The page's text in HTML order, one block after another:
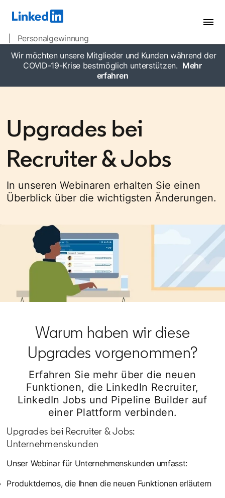
| Personalgewinnung
Wir möchten unsere Mitglieder und Kunden während der
COVID-19-Krise bestmöglich unterstützen. Mehr
erfahren
Upgrades bei
Recruiter & Jobs
In unseren Webinaren erhalten Sie einen
Überblick über die wichtigsten Änderungen.
Warum haben wir diese
Upgrades vorgenommen?
Erfahren Sie mehr über die neuen
Funktionen, die LinkedIn Recruiter,
LinkedIn Jobs und Pipeline Builder auf
einer Plattform verbinden.
Upgrades bei Recruiter & Jobs:
Unternehmenskunden
Unser Webinar für Unternehmenskunden umfasst:
Produktdemos, die Ihnen die neuen Funktionen erläutern